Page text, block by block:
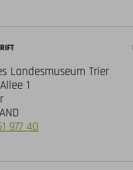
Landesmuseum Trier
1
977 40